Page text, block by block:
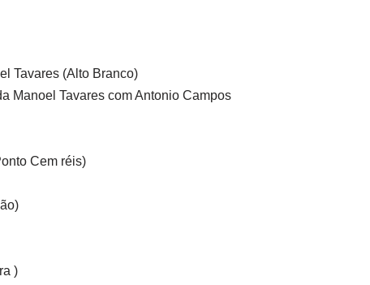
Tavares (Alto Branco)
Manoel Tavares com Antonio Campos
Cem réis)
)